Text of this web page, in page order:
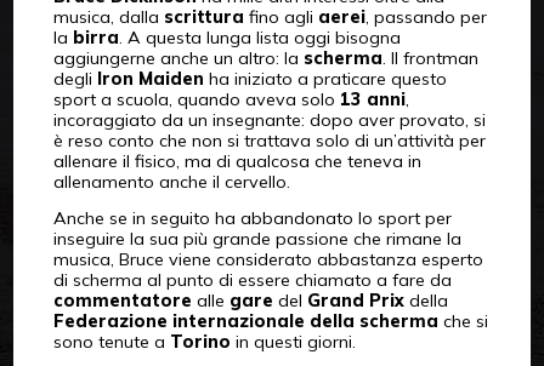
musica, dalla scrittura fino agli aerei, passando per
la birra. A questa lunga lista oggi bisogna
aggiungerne anche un altro: la scherma. Il frontman
degli Iron Maiden ha iniziato a praticare questo
sport a scuola, quando aveva solo 13 anni,
incoraggiato da un insegnante: dopo aver provato, si
è reso conto che non si trattava solo di un’attività per
allenare il fisico, ma di qualcosa che teneva in
allenamento anche il cervello.
Anche se in seguito ha abbandonato lo sport per
inseguire la sua più grande passione che rimane la
musica, Bruce viene considerato abbastanza esperto
di scherma al punto di essere chiamato a fare da
commentatore alle gare del Grand Prixdella
Federazione internazionale della scherma che si
sono tenute a Torino in questi giorni.